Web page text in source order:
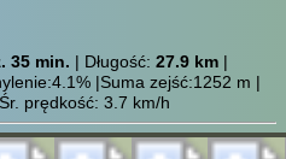
35 min. | Długość: 27.9 km |
|Suma zejść:1252 m |
prędkość: 3.7 km/h